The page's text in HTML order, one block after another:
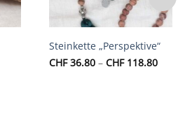
Steinkette „Perspektive“
CHF36.80 – CHF118.80